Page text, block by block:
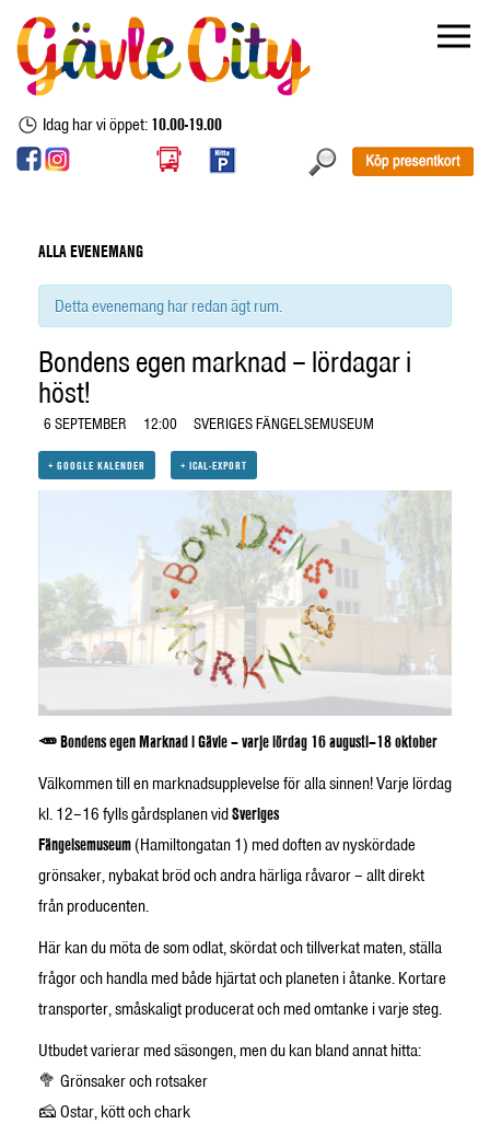
Idag har vi öppet:10.00-19.00
ALLA EVENEMANG
Detta evenemang har redan ägt rum.
Bondens egen marknad – lördagar i
höst!
6 SEPTEMBER 12:00 SVERIGES FÄNGELSEMUSEUM
+ GOOGLE KALENDER + ICAL-EXPORT
🥕 Bondens egen Marknad i Gävle – varje lördag 16 augusti–18 oktober
Välkommen till en marknadsupplevelse för alla sinnen! Varje lördag
kl. 12–16 fylls gårdsplanen vidSveriges
Fängelsemuseum(Hamiltongatan 1) med doften av nyskördade
grönsaker, nybakat bröd och andra härliga råvaror – allt direkt
från producenten.
Här kan du möta de som odlat, skördat och tillverkat maten, ställa
frågor och handla med både hjärtat och planeten i åtanke. Kortare
transporter, småskaligt producerat och med omtanke i varje steg.
Utbudet varierar med säsongen, men du kan bland annat hitta:
🥦 Grönsaker och rotsaker
🧀 Ostar, kött och chark